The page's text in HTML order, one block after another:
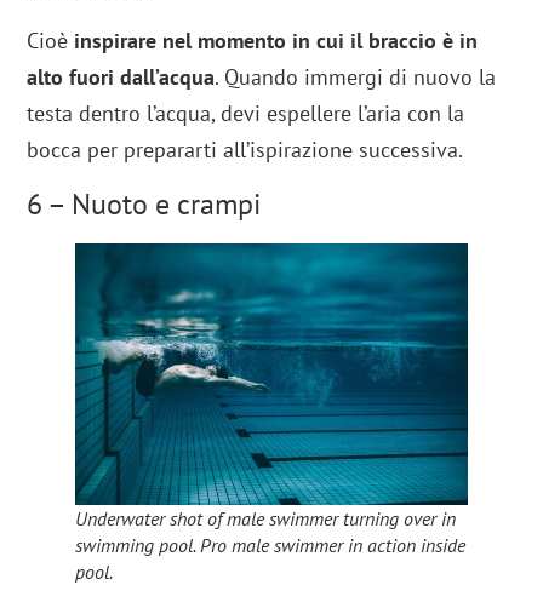
Cioè inspirare nel momento in cui il braccio è in
alto fuori dall’acqua. Quando immergi di nuovo la
testa dentro l’acqua, devi espellere l’aria con la
bocca per prepararti all’ispirazione successiva.
6 – Nuoto e crampi
Underwater shot of male swimmer turning over in
swimming pool. Pro male swimmer in action inside
pool.